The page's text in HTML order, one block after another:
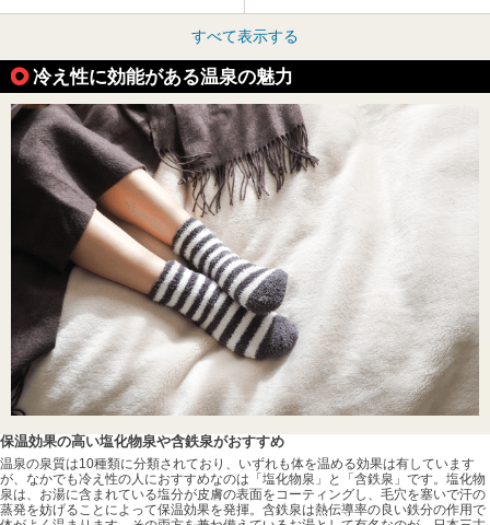
すべて表示する
冷え性に効能がある温泉の魅力
保温効果の高い塩化物泉や含鉄泉がおすすめ
温泉の泉質は10種類に分類されており、いずれも体を温める効果は有しています
が、なかでも冷え性の人におすすめなのは「塩化物泉」と「含鉄泉」です。塩化物
泉は、お湯に含まれている塩分が皮膚の表面をコーティングし、毛穴を塞いで汗の
蒸発を妨げることによって保温効果を発揮。含鉄泉は熱伝導率の良い鉄分の作用で